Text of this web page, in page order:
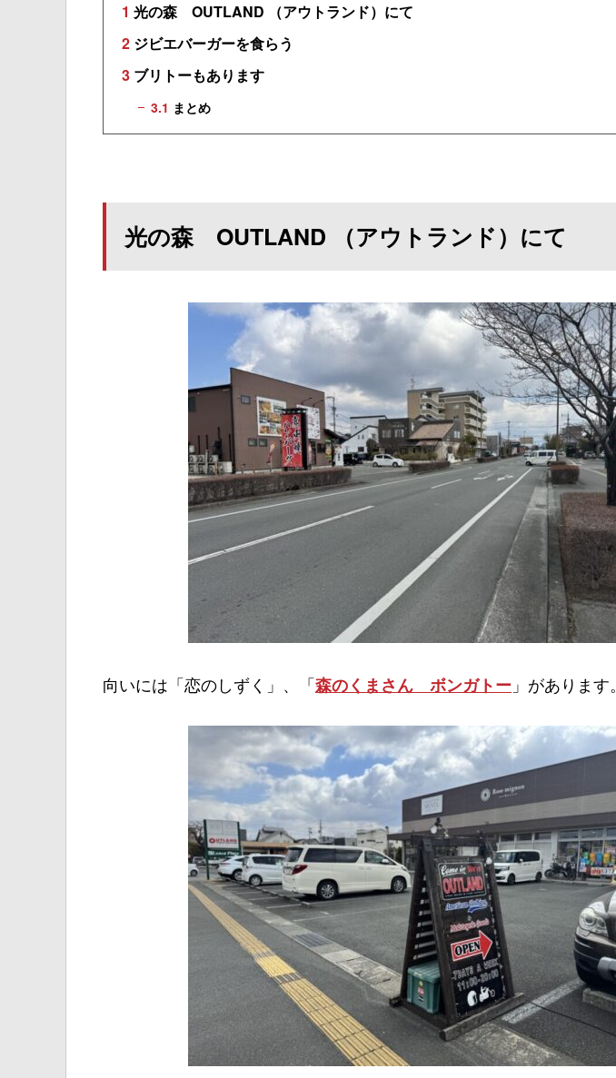
1 光の森 OUTLAND （アウトランド）にて
2 ジビエバーガーを食らう
3 ブリトーもあります
3.1 まとめ
光の森 OUTLAND （アウトランド）にて
向いには「恋のしずく」、「森のくまさん ボンガトー 」があります。